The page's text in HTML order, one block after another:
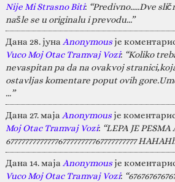
Nije Mi Strasno Biti: “Predivno.....Dve
našle se u originalu i prevodu...”
Дана 28. јуна Anonymousје
Vuco Moj Otac Tramvaj Vozi: “Koliko
nevaspitan pa da na ovakvoj
ostavljas komentare poput ovih
…”
Дана 27. маја Anonymousје
Moj Otac Tramvaj Vozi: “LEPA JE PESMA
67777777777777677777777767777777777
Дана 14. маја Anonymousје
Vuco Moj Otac Tramvaj Vozi: